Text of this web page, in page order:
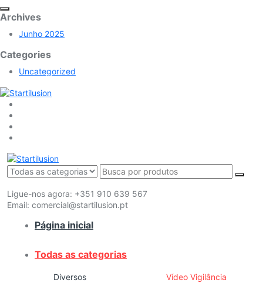
Archives
Junho 2025
Categories
Uncategorized
Ligue-nos agora: +351 910 639 567
Email: comercial@startilusion.pt
Página inicial
Todas as categorias
Diversos Vídeo Vigilância